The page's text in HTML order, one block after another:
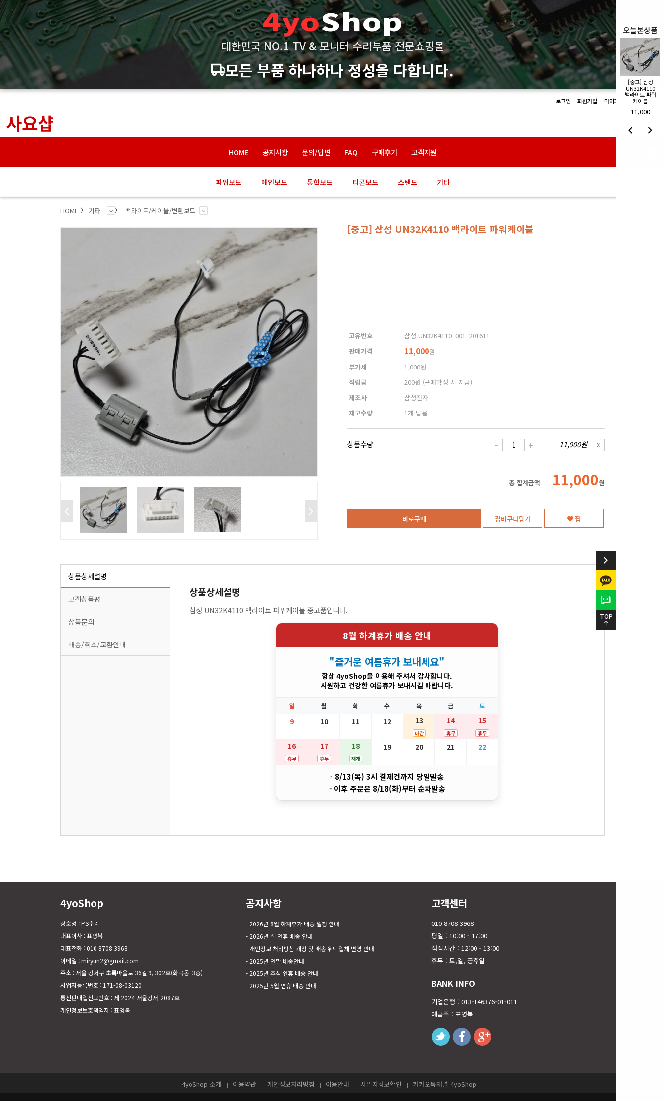
4yoShop
대한민국 NO.1 TV & 모니터 수리부품 전문쇼핑몰
고객님의 수리 성공을 기원합니다!
사요샵
로그인 회원가입 마이페이지 장바구니
HOME 공지사항 문의/답변 FAQ 구매후기 고객지원
파워보드 메인보드 통합보드 티콘보드 스탠드 기타
HOME 기타 백라이트/케이블/변환보드
[중고] 삼성 UN32K4110 백라이트 파워케이블
고유번호
삼성 UN32K4110_001_201611
판매가격
11,000원
부가세
1,000원
적립금
200원 (구매확정 시 지급)
제조사
삼성전자
재고수량
1개 남음
상품수량 - + 11,000원 X
총 합계금액 11,000원
바로구매 장바구니담기 찜
상품상세설명
고객상품평
상품문의
배송/취소/교환안내
상품상세설명
삼성 UN32K4110 백라이트 파워케이블 중고품입니다.
8월 하계휴가 배송 안내
"즐거운 여름휴가 보내세요"
항상 4yoShop을 이용해 주셔서 감사합니다.
시원하고 건강한 여름휴가 보내시길 바랍니다.
일 월 화 수 목 금 토
9 10 11 12 13
마감
14
휴무
15
휴무
16
휴무
17
휴무
18
재개
19 20 21 22
- 8/13(목) 3시 결제건까지 당일발송
- 이후 주문은 8/18(화)부터 순차발송
4yoShop
상호명 : PS수리
대표이사 : 표영복
대표전화 : 010 8708 3968
이메일 : miryun2@gmail.com
주소 : 서울 강서구 초록마을로 36길 9, 302호(화곡동, 3층)
사업자등록번호 : 171-08-03120
통신판매업신고번호 : 제 2024-서울강서-2087호
개인정보보호책임자 : 표영복
공지사항
2026년 8월 하계휴가 배송 일정 안내
2026년 설 연휴 배송 안내
개인정보 처리방침 개정 및 배송 위탁업체 변경 안내
2025년 연말 배송안내
2025년 추석 연휴 배송 안내
2025년 5월 연휴 배송 안내
고객센터
010 8708 3968
평일 : 10:00 - 17:00
점심시간 : 12:00 - 13:00
휴무 : 토,일, 공휴일
BANK INFO
기업은행 : 013-146376-01-011
예금주 : 표영복
twitterfacebook
4yoShop 소개 이용약관 개인정보처리방침 이용안내 사업자정보확인 카카오톡채널 4yoShop
TOP
오늘본상품
[중고] 삼성
UN32K4110
케이블
[중고] 삼성
UN32K4110
백라이트 파워
케이블
11,000